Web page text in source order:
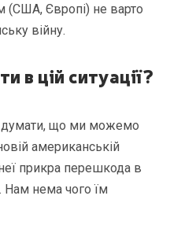
(США, Європі) не варто
війну.
в цій ситуації?
що ми можемо
американській
прикра перешкода в
Нам нема чого їм